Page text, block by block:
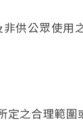
供公眾使用
定之合理範